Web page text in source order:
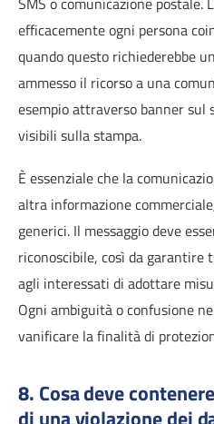
efficacemente ogni persona
quando questo richiederebbe
ammesso il ricorso a una
esempio attraverso banner
visibili sulla stampa.
È essenziale che la
altra informazione
generici. Il messaggio deve
riconoscibile, così da garantire
agli interessati di adottare
Ogni ambiguità o confusione
vanificare la finalità di
8. Cosa deve